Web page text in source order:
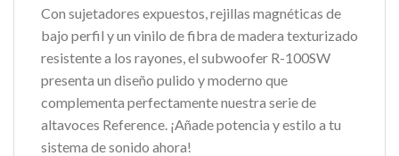
Con sujetadores expuestos, rejillas magnéticas de
bajo perfil y un vinilo de fibra de madera texturizado
resistente a los rayones, el subwoofer R-100SW
presenta un diseño pulido y moderno que
complementa perfectamente nuestra serie de
altavoces Reference. ¡Añade potencia y estilo a tu
sistema de sonido ahora!